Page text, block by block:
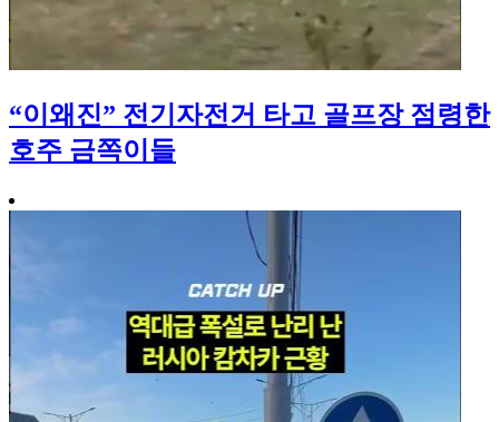
“이왜진” 전기자전거 타고 골프장 점령한
호주 금쪽이들